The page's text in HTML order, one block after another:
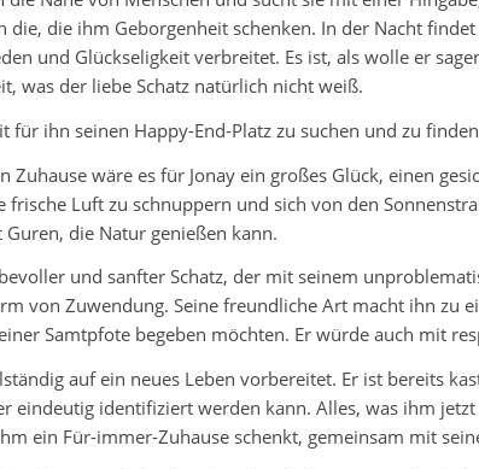
die, die ihm Geborgenheit schenken. In der Nacht
und Glückseligkeit verbreitet. Es ist, als wolle er
was der liebe Schatz natürlich nicht weiß.
für ihn seinen Happy-End-Platz zu suchen und zu
Zuhause wäre es für Jonay ein großes Glück, einen
frische Luft zu schnuppern und sich von den
die Natur genießen kann.
und sanfter Schatz, der mit seinem
von Zuwendung. Seine freundliche Art macht ihn zu
Samtpfote begeben möchten. Er würde auch mit
auf ein neues Leben vorbereitet. Er ist bereits
eindeutig identifiziert werden kann. Alles, was ihm
ein Für-immer-Zuhause schenkt, gemeinsam mit